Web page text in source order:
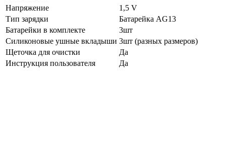
Напряжение
1,5 V
Тип зарядки
Батарейка AG13
Батарейки в комплекте
3шт
Силиконовые ушные вкладыши 3шт (разных размеров)
Щеточка для очистки
Да
Инструкция пользователя
Да